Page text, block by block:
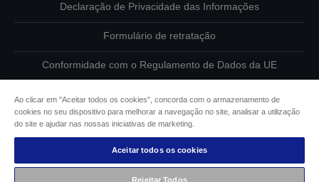
Declaração de Privacidade das Informações
Formulário de retratação
Conformidade com o Regulamento de Dados da UE
Informações sobre cookies
Compromisso da Epson para com a acessibilidade
Ao clicar em "Aceitar todos os cookies", concorda com o armazenamento de
cookies no seu dispositivo para melhorar a navegação no site, analisar a utilização
do site e ajudar nas nossas iniciativas de marketing.
Aceitar todos os cookies
Rejeitar Todos